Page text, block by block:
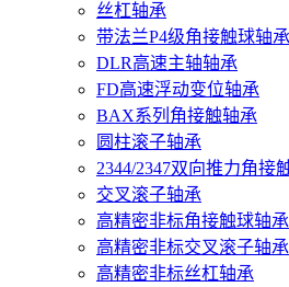
丝杠轴承
带法兰P4级角接触球轴承
DLR高速主轴轴承
FD高速浮动变位轴承
BAX系列角接触轴承
圆柱滚子轴承
2344/2347双向推力角接
交叉滚子轴承
高精密非标角接触球轴承
高精密非标交叉滚子轴承
高精密非标丝杠轴承